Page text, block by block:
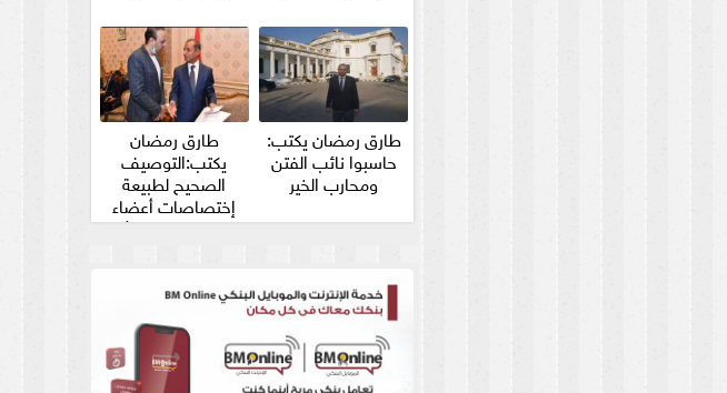
طارق رمضان يكتب:
حاسبوا نائب الفتن
ومحارب الخير
طارق رمضان
يكتب:التوصيف
الصحيح لطبيعة
إختصاصات أعضاء
مجلس الشيوخ والأمين